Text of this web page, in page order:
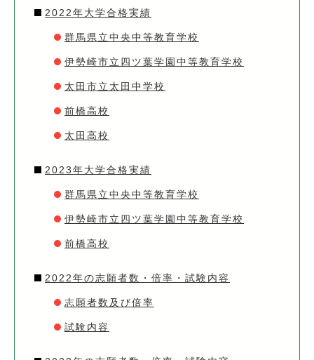
2022年大学合格実績
群馬県立中央中等教育学校
伊勢崎市立四ツ葉学園中等教育学校
太田市立太田中学校
前橋高校
太田高校
2023年大学合格実績
群馬県立中央中等教育学校
伊勢崎市立四ツ葉学園中等教育学校
前橋高校
2022年の志願者数・倍率・試験内容
志願者数及び倍率
試験内容